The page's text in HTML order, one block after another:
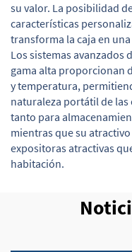
su valor. La posibilidad
características
transforma la caja en
Los sistemas avanzados
gama alta proporcionan
y temperatura,
naturaleza portátil de las
tanto para
mientras que su
expositoras atractivas
habitación.